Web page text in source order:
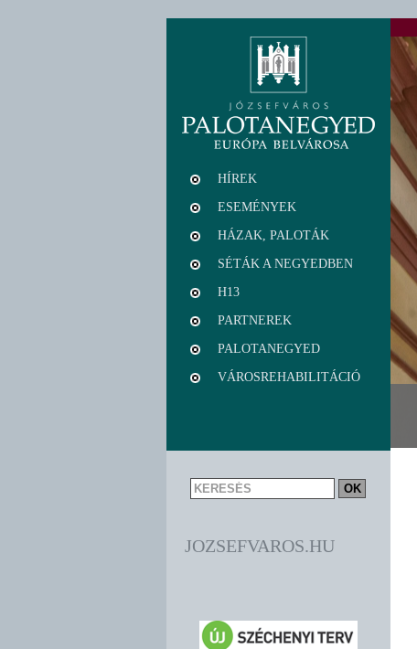
HÍREK
ESEMÉNYEK
HÁZAK, PALOTÁK
SÉTÁK A NEGYEDBEN
H13
PARTNEREK
PALOTANEGYED
VÁROSREHABILITÁCIÓ
JOZSEFVAROS.HU